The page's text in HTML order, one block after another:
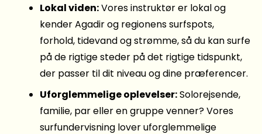
Lokal viden:Vores instruktør er lokal og
kender Agadir og regionens surfspots,
forhold, tidevand og strømme, så du kan surfe
på de rigtige steder på det rigtige tidspunkt,
der passer til dit niveau og dine præferencer.
Uforglemmelige oplevelser:Solorejsende,
familie, par eller en gruppe venner? Vores
surfundervisning lover uforglemmelige